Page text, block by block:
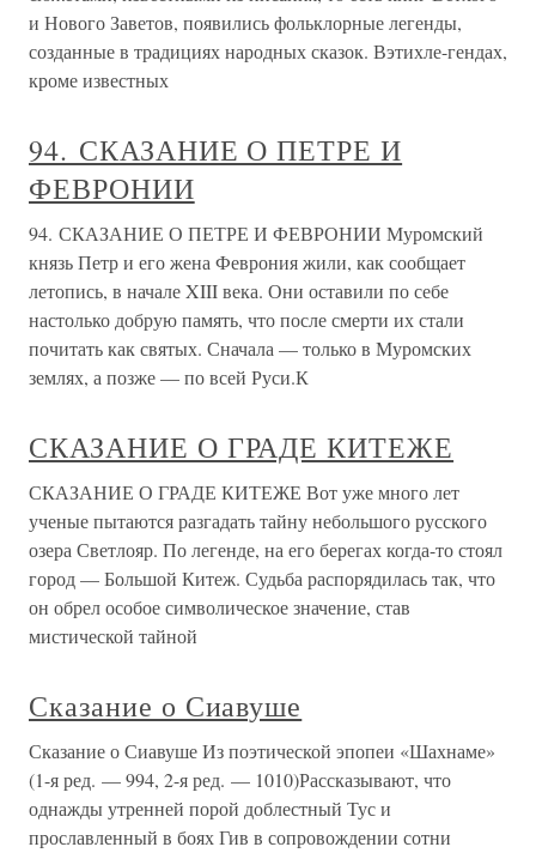
и Нового Заветов, появились фольклорные легенды,
созданные в традициях народных сказок. Вэтихле-гендах,
кроме известных
94. СКАЗАНИЕ О ПЕТРЕ И
ФЕВРОНИИ
94. СКАЗАНИЕ О ПЕТРЕ И ФЕВРОНИИ Муромский
князь Петр и его жена Феврония жили, как сообщает
летопись, в начале XIII века. Они оставили по себе
настолько добрую память, что после смерти их стали
почитать как святых. Сначала — только в Муромских
землях, а позже — по всей Руси.К
СКАЗАНИЕ О ГРАДЕ КИТЕЖЕ
СКАЗАНИЕ О ГРАДЕ КИТЕЖЕ Вот уже много лет
ученые пытаются разгадать тайну небольшого русского
озера Светлояр. По легенде, на его берегах когда-то стоял
город — Большой Китеж. Судьба распорядилась так, что
он обрел особое символическое значение, став
мистической тайной
Сказание о Сиавуше
Сказание о Сиавуше Из поэтической эпопеи «Шахнаме»
(1-я ред. — 994, 2-я ред. — 1010)Рассказывают, что
однажды утренней порой доблестный Тус и
прославленный в боях Гив в сопровождении сотни